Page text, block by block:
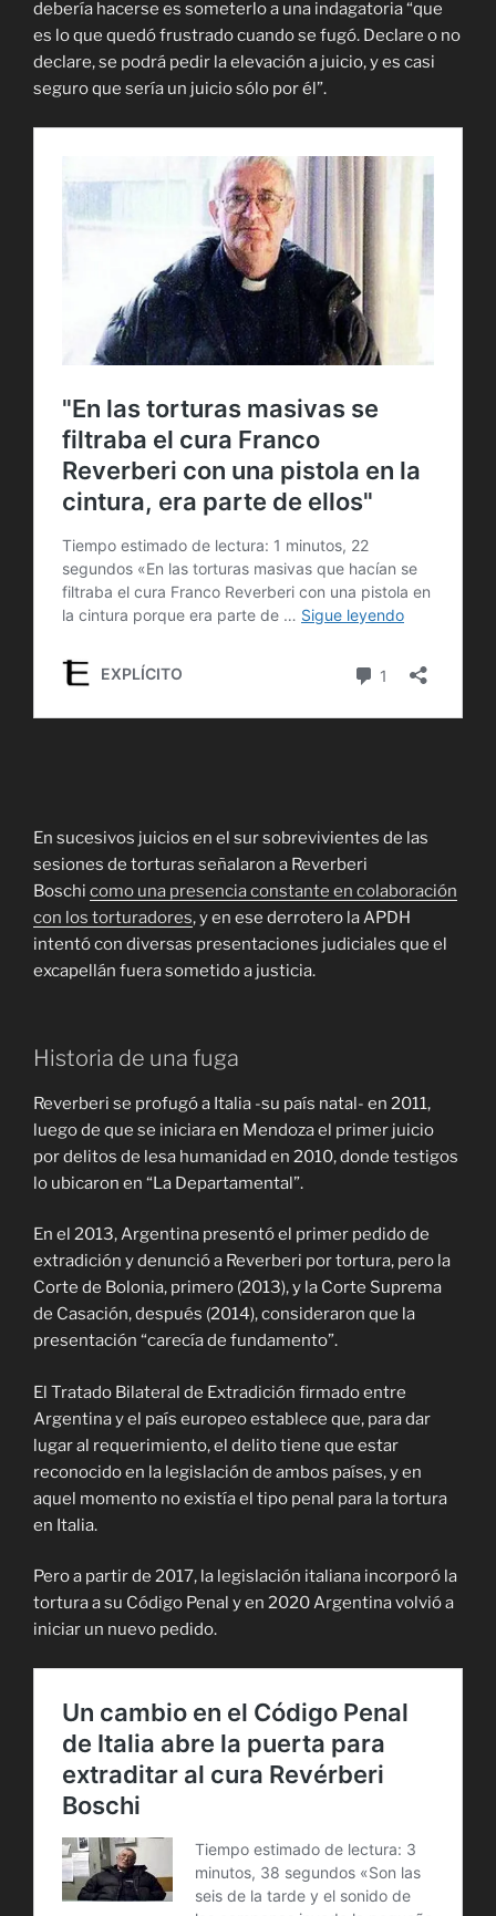
debería hacerse es someterlo a una indagatoria “que
es lo que quedó frustrado cuando se fugó. Declare o no
declare, se podrá pedir la elevación a juicio, y es casi
seguro que sería un juicio sólo por él”.
En sucesivos juicios en el sur sobrevivientes de las
sesiones de torturas señalaron a Reverberi
Boschi como una presencia constante en colaboración
con los torturadores, y en ese derrotero la APDH
intentó con diversas presentaciones judiciales que el
excapellán fuera sometido a justicia.
Historia de una fuga
Reverberi se profugó a Italia -su país natal- en 2011,
luego de que se iniciara en Mendoza el primer juicio
por delitos de lesa humanidad en 2010, donde testigos
lo ubicaron en “La Departamental”.
En el 2013, Argentina presentó el primer pedido de
extradición y denunció a Reverberi por tortura, pero la
Corte de Bolonia, primero (2013), y la Corte Suprema
de Casación, después (2014), consideraron que la
presentación “carecía de fundamento”.
El Tratado Bilateral de Extradición firmado entre
Argentina y el país europeo establece que, para dar
lugar al requerimiento, el delito tiene que estar
reconocido en la legislación de ambos países, y en
aquel momento no existía el tipo penal para la tortura
en Italia.
Pero a partir de 2017, la legislación italiana incorporó la
tortura a su Código Penal y en 2020 Argentina volvió a
iniciar un nuevo pedido.